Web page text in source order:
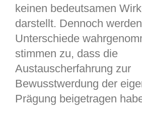
keinen bedeutsamen
darstellt. Dennoch
Unterschiede
stimmen zu, dass die
Austauscherfahrung zur
Bewusstwerdung der
Prägung beigetragen